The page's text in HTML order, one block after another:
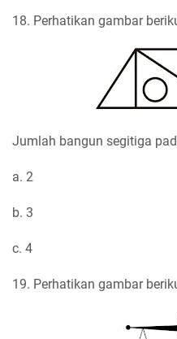
18. Perhatikan gambar
Jumlah bangun segitiga
a. 2
b. 3
c. 4
19. Perhatikan gambar